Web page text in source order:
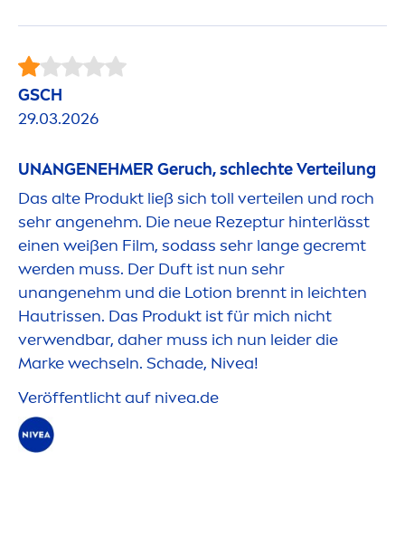
GSCH
29.03.2026
UNANGENEHMER Geruch, schlechte Verteilung
Das alte Produkt ließ sich toll verteilen und roch
sehr angenehm. Die neue Rezeptur hinterlässt
einen weißen Film, sodass sehr lange gecremt
werden muss. Der Duft ist nun sehr
unangenehm und die Lotion brennt in leichten
Hautrissen. Das Produkt ist für mich nicht
verwendbar, daher muss ich nun leider die
Marke wechseln. Schade, Nivea!
Veröffentlicht auf nivea.de